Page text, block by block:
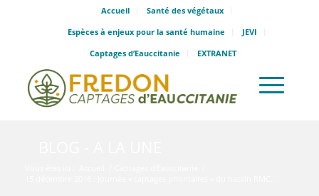
Accueil
Santé des végétaux
Espèces à enjeux pour la santé humaine
JEVI
Captages d’Eauccitanie
EXTRANET